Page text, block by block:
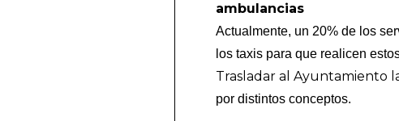
ambulancias
Actualmente, un 20% de los
los taxis para que realicen
Trasladar al Ayuntamiento
por distintos conceptos.